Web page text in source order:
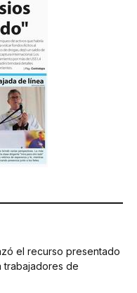
el recurso presentado
trabajadores de